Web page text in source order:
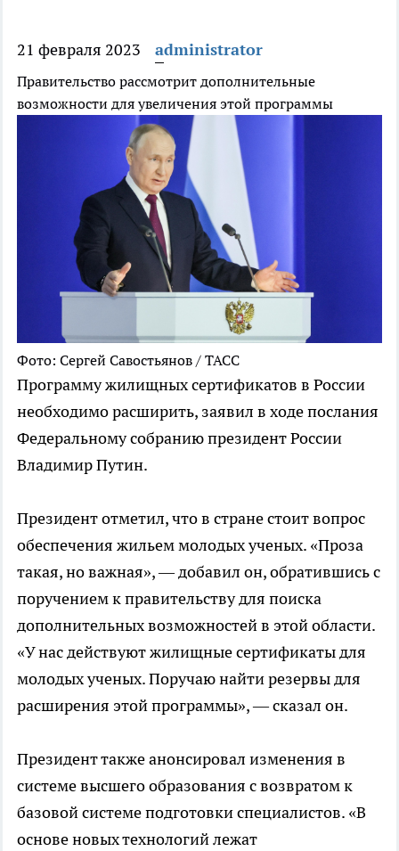
21 февраля 2023 administrator
Правительство рассмотрит дополнительные
возможности для увеличения этой программы
Фото: Сергей Савостьянов / ТАСС
Программу жилищных сертификатов в России
необходимо расширить, заявил в ходе послания
Федеральному собранию президент России
Владимир Путин.
Президент отметил, что в стране стоит вопрос
обеспечения жильем молодых ученых. «Проза
такая, но важная», — добавил он, обратившись с
поручением к правительству для поиска
дополнительных возможностей в этой области.
«У нас действуют жилищные сертификаты для
молодых ученых. Поручаю найти резервы для
расширения этой программы», — сказал он.
Президент также анонсировал изменения в
системе высшего образования с возвратом к
базовой системе подготовки специалистов. «В
основе новых технологий лежат